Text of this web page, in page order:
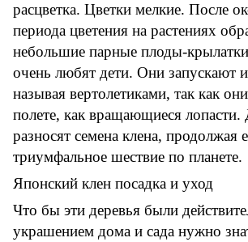
расцветка. Цветки мелкие. После
периода цветения на растениях
небольшие парные плоды-
очень любят дети. Они запускают
называя вертолетиками, так как
полете, как вращающиеся лопасти.
разносят семена клена, продолжая
триумфальное шествие по планете.
Японский клен посадка и уход
Что бы эти деревья были
украшением дома и сада нужно